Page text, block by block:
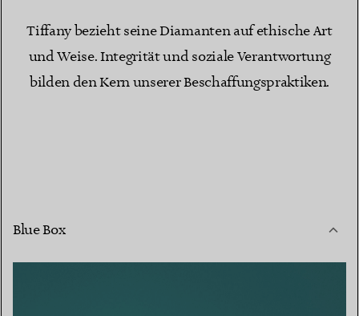
Tiffany bezieht seine Diamanten auf ethische Art
und Weise. Integrität und soziale Verantwortung
bilden den Kern unserer Beschaffungspraktiken.
Blue Box